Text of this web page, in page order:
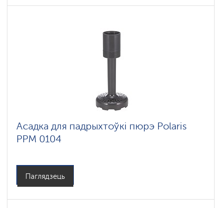
Асадка для падрыхтоўкі пюрэ Polaris
PPM 0104
Паглядзець